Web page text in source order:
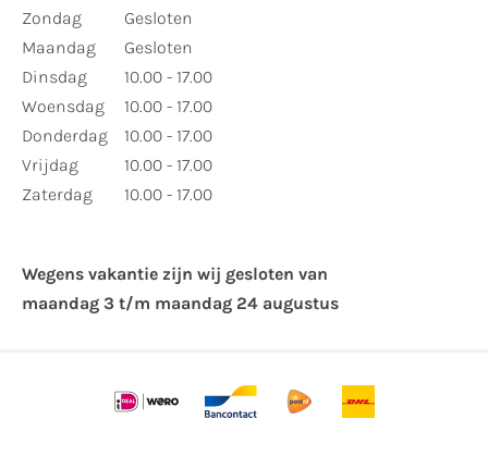
Zondag
Maandag
Dinsdag
Woensdag
Donderdag
Vrijdag
Zaterdag
Gesloten
Gesloten
10.00 - 17.00
10.00 - 17.00
10.00 - 17.00
10.00 - 17.00
10.00 - 17.00
Wegens vakantie zijn wij gesloten van ​
maandag 3 t/m maandag 24 augustus